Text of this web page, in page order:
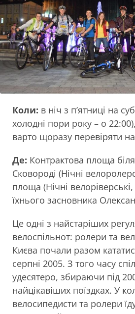
Коли: в ніч з п’ятниці на
холодні пори року – о
варто щоразу перевіряти
Де: Контрактова площа
Сковороді (Нічні
площа (Нічні
їхнього засновника
Це одні з найстаріших
велоспільнот: ролери та
Києва почали разом
серпні 2005. З того часу
удесятеро, збираючи під
найцікавіших поїздках. У
велосипедисти та ролери